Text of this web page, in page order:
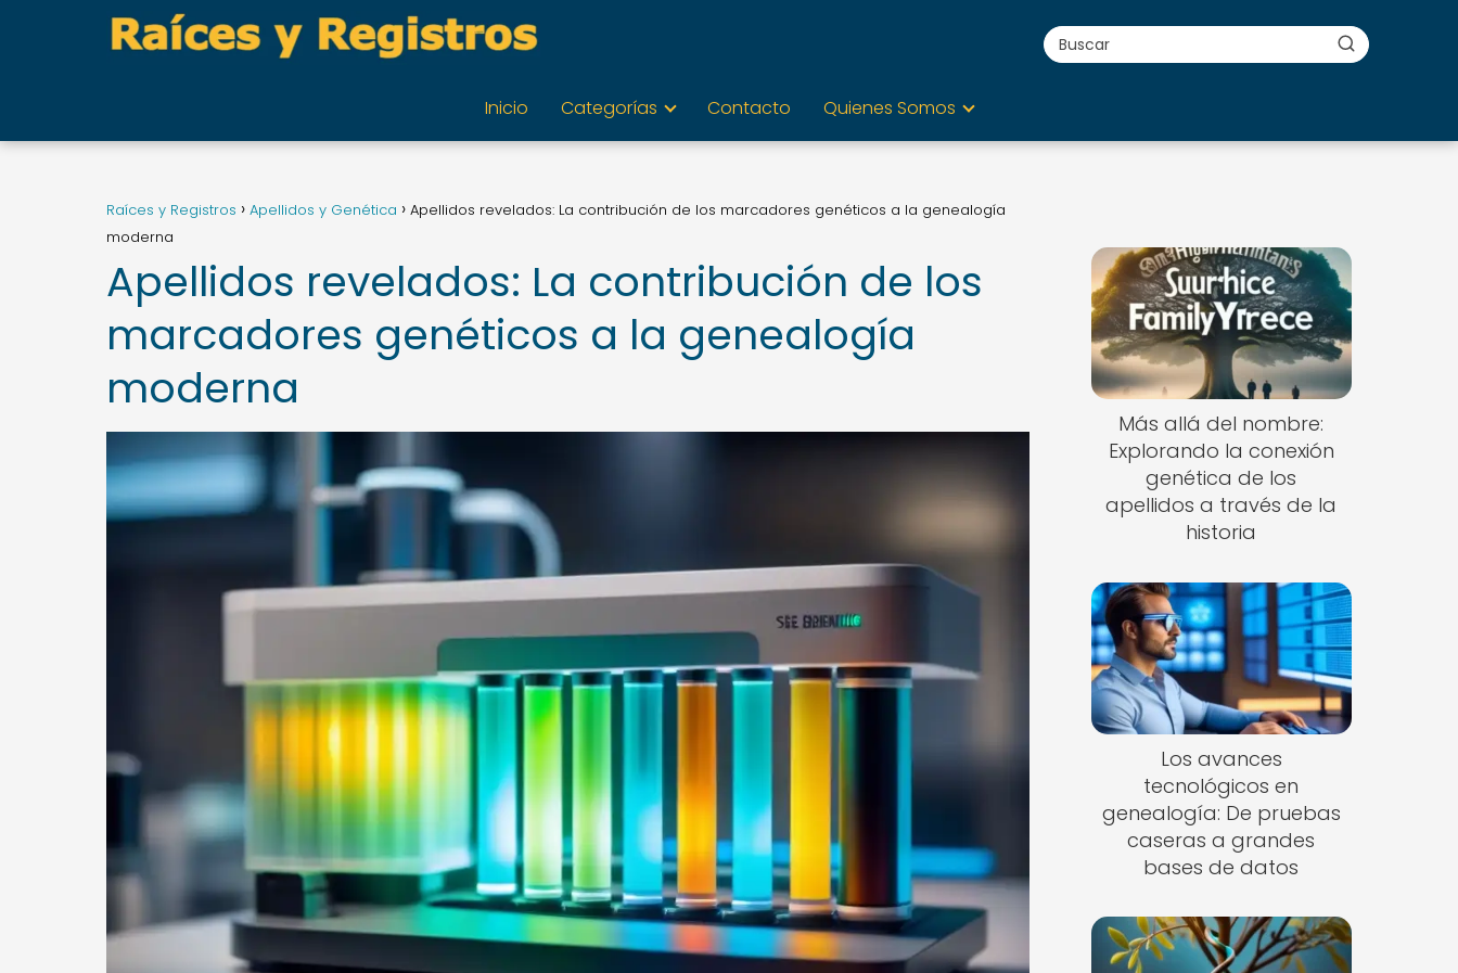
Inicio Categorías Contacto Quienes Somos
Raíces y Registros Apellidos y Genética
Apellidos revelados: La contribución de los marcadores genéticos a la genealogía
moderna
Apellidos revelados: La contribución de los
marcadores genéticos a la genealogía
moderna
Más allá del nombre:
Explorando la conexión
genética de los
apellidos a través de la
historia
Los avances
tecnológicos en
genealogía: De pruebas
caseras a grandes
bases de datos